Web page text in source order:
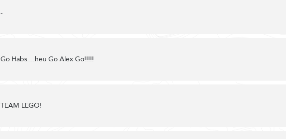
-
Go Habs....heu Go Alex Go!!!!!
TEAM LEGO!